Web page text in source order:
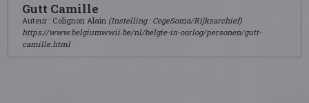
Gutt Camille
Auteur : Colignon Alain (Instelling : CegeSoma/Rijksarchief)
https://www.belgiumwwii.be/nl/belgie-in-oorlog/personen/gutt-
camille.html